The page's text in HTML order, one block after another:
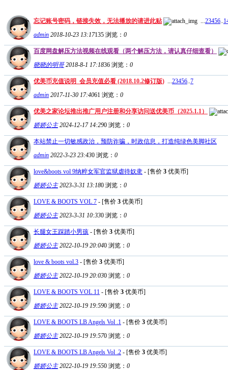
忘记账号密码，链接失效，无法播放的请进此贴 23456
admin 2018-10-23 13:17135 浏览： 0
百度网盘解压方法视频在线观看（两个解压方法，请认真仔细查看）
晓晓的明哥 2018-8-1 17:1836 浏览： 0
优美币充值说明_会员充值必看 (2018.10.2修订版) 23456 7
admin 2017-11-30 17:4061 浏览： 0
优美之家论坛推出推广用户注册和分享访问送优美币（2025.1.1）
娇娇公主 2024-12-17 14:290 浏览： 0
本站禁止一切敏感政治，预防诈骗，时政信息，打造纯绿色美脚社区
admin 2022-3-23 23:430 浏览： 0
love&boots vol 9纳粹女军官监狱虐待奴隶 - [售价 3 优美币]
娇娇公主 2023-3-31 13:180 浏览： 0
LOVE & BOOTS VOL 7 - [售价 3 优美币]
娇娇公主 2023-3-31 10:330 浏览： 0
长腿女王踩踏小男孩 - [售价 3 优美币]
娇娇公主 2022-10-19 20:040 浏览： 0
love & boots vol.3 - [售价 3 优美币]
娇娇公主 2022-10-19 20:030 浏览： 0
LOVE & BOOTS VOL 11 - [售价 3 优美币]
娇娇公主 2022-10-19 19:590 浏览： 0
LOVE & BOOTS LB Angels Vol .1 - [售价 3 优美币]
娇娇公主 2022-10-19 19:570 浏览： 0
LOVE & BOOTS LB Angels Vol .2 - [售价 3 优美币]
娇娇公主 2022-10-19 19:550 浏览： 0